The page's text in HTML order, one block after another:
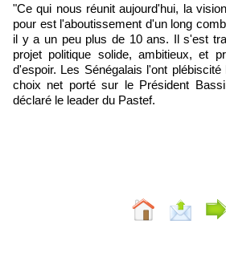
"Ce qui nous réunit aujourd'hui, la
pour est l'aboutissement d'un long
il y a un peu plus de 10 ans. Il s'est
projet politique solide, ambitieux, et
d'espoir. Les Sénégalais l'ont
choix net porté sur le Président
déclaré le leader du Pastef.